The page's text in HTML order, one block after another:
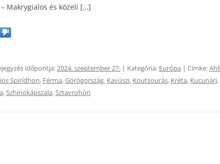
– Makrygialos és közeli […]
időpontja:2024. szeptember 27. | Kategória: Európa | Címke:
Spirídhon, Férma,Görögország, Kavúszi, Koutsourás, Kréta, Kucunári,
,Szhinokápszala,Sztavrohóri